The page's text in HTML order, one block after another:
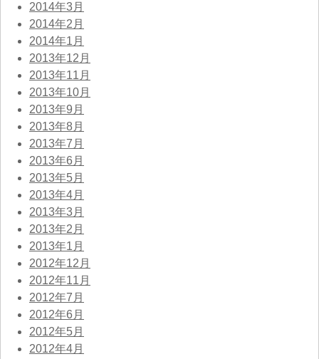
2014年3月
2014年2月
2014年1月
2013年12月
2013年11月
2013年10月
2013年9月
2013年8月
2013年7月
2013年6月
2013年5月
2013年4月
2013年3月
2013年2月
2013年1月
2012年12月
2012年11月
2012年7月
2012年6月
2012年5月
2012年4月